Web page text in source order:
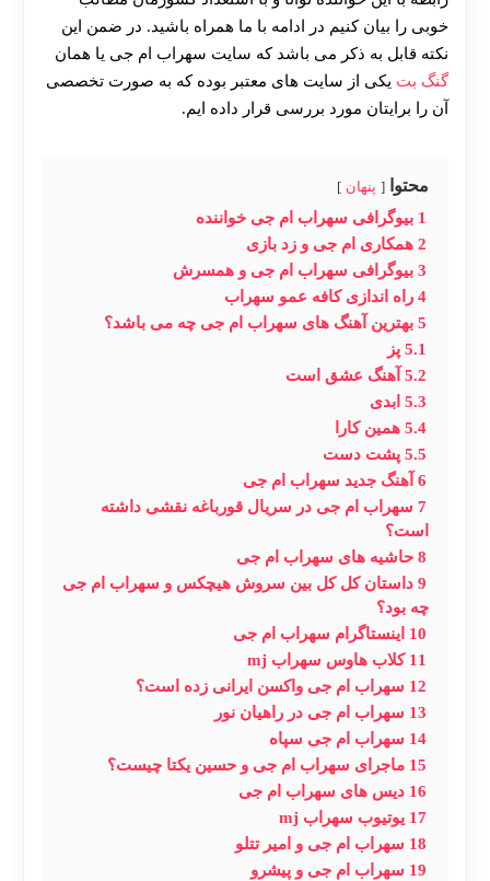
خوبی را بیان کنیم در ادامه با ما همراه باشید. در ضمن این
نکته قابل به ذکر می باشد که سایت سهراب ام جی یا همان
گنگ بت یکی از سایت های معتبر بوده که به صورت تخصصی
آن را برایتان مورد بررسی قرار داده ایم.
محتوا پنهان
1 بیوگرافی سهراب ام جی خواننده
2 همکاری ام جی و زد بازی
3 بیوگرافی سهراب ام جی و همسرش
4 راه اندازی کافه عمو سهراب
5 بهترین آهنگ های سهراب ام جی چه می باشد؟
5.1 پز
5.2 آهنگ عشق است
5.3 ابدی
5.4 همین کارا
5.5 پشت دست
6 آهنگ جدید سهراب ام جی
7 سهراب ام جی در سریال قورباغه نقشی داشته
است؟
8 حاشیه های سهراب ام جی
9 داستان کل کل بین سروش هیچکس و سهراب ام جی
چه بود؟
10 اینستاگرام سهراب ام جی
11 کلاب هاوس سهراب mj
12 سهراب ام جی واکسن ایرانی زده است؟
13 سهراب ام جی در راهیان نور
14 سهراب ام جی سپاه
15 ماجرای سهراب ام جی و حسین یکتا چیست؟
16 دیس های سهراب ام جی
17 یوتیوب سهراب mj
18 سهراب ام جی و امیر تتلو
19 سهراب ام جی و پیشرو